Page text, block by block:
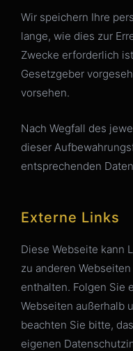
Wir speichern Ihre
lange, wie dies zur
Zwecke erforderlich
Gesetzgeber
vorsehen.
Nach Wegfall des
dieser
entsprechenden
Externe Links
Diese Webseite kann
zu anderen
enthalten. Folgen Sie
Webseiten außerhalb
beachten Sie bitte,
eigenen